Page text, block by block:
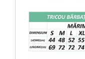
TRICOURI BMW
TRICOURI DACIA
TRICOURI FORD